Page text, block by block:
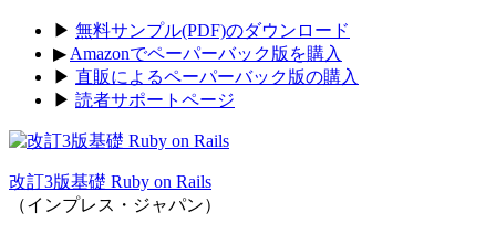
▶ 無料サンプル(PDF)のダウンロード
▶ Amazonでペーパーバック版を購入
▶ 直販によるペーパーバック版の購入
▶ 読者サポートページ
改訂3版基礎 Ruby on Rails
（インプレス・ジャパン）